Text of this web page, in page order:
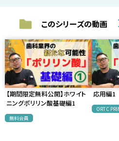
このシリーズの動画
【期間限定無料公開】ホワイト
ニングポリリン酸基礎編1
無料会員
応用編1
ORTC